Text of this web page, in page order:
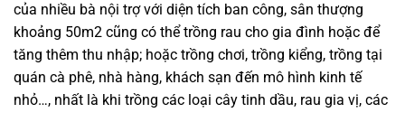
của nhiều bà nội trợ với diện tích ban công, sân thượng
khoảng 50m2 cũng có thể trồng rau cho gia đình hoặc để
tăng thêm thu nhập; hoặc trồng chơi, trồng kiểng, trồng tại
quán cà phê, nhà hàng, khách sạn đến mô hình kinh tế
nhỏ…, nhất là khi trồng các loại cây tinh dầu, rau gia vị, các